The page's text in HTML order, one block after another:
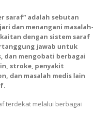
saraf” adalah sebutan
dan menangani masalah-
dengan sistem saraf
jawab untuk
dan mengobati berbagai
stroke, penyakit
dan masalah medis lain
terdekat melalui berbagai